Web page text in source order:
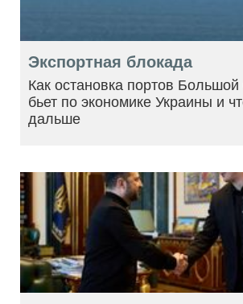
Экспортная блокада
Как остановка портов
бьет по экономике Украины и
дальше